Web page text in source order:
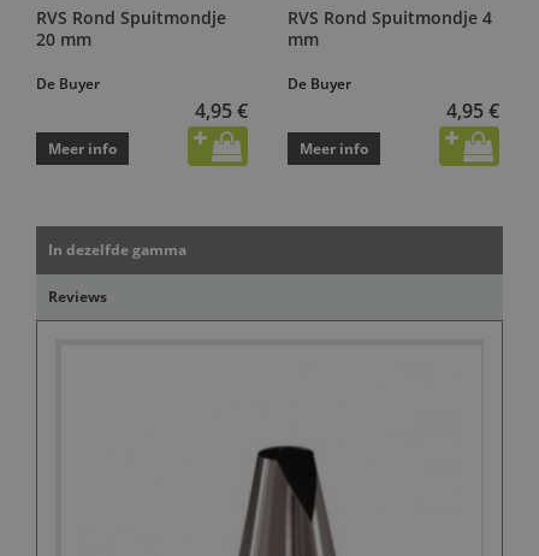
RVS Rond Spuitmondje
20 mm
De Buyer
4,95 €
Meer info
RVS Rond Spuitmondje 4
mm
De Buyer
4,95 €
Meer info
In dezelfde gamma
Reviews